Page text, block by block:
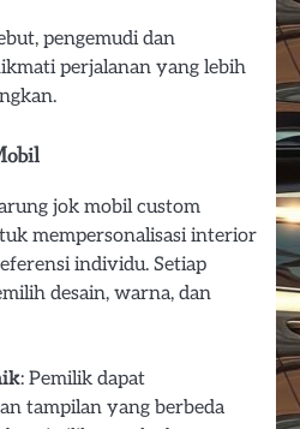
pengemudi dan
perjalanan yang lebih
jok mobil custom
mempersonalisasi interior
individu. Setiap
desain, warna, dan
: Pemilik dapat
tampilan yang berbeda